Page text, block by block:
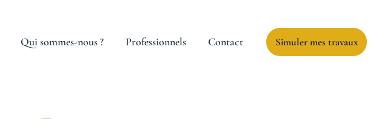
Qui sommes-nous ? Professionnels Contact Simuler mes travaux